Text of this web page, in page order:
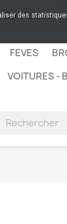
Connexion
FEVES
VOITURES -
des